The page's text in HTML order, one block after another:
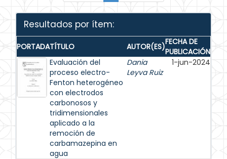
Resultados por ítem:
PORTADATÍTULO AUTOR(ES)FECHA DE
PUBLICACIÓN
Evaluación del
proceso electro-
Fenton heterogéneo
con electrodos
carbonosos y
tridimensionales
aplicado a la
remoción de
carbamazepina en
agua
Dania
Leyva Ruiz
1-jun-2024